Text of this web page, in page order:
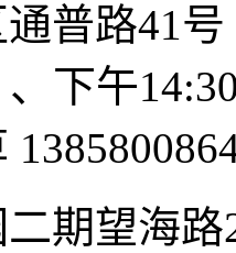
普路41号
下午
期望海